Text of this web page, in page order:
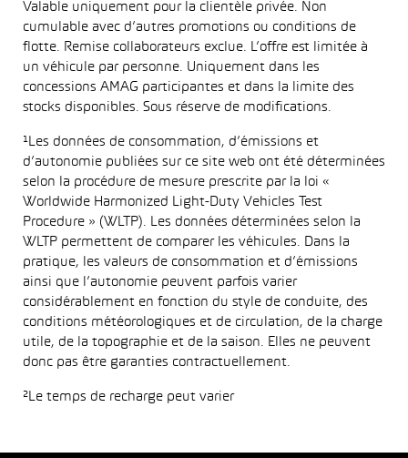
Valable uniquement pour la clientèle privée. Non
cumulable avec d’autres promotions ou conditions de
flotte. Remise collaborateurs exclue. L’offre est limitée à
un véhicule par personne. Uniquement dans les
concessions AMAG participantes et dans la limite des
stocks disponibles. Sous réserve de modifications.
¹Les données de consommation, d’émissions et
d’autonomie publiées sur ce site web ont été déterminées
selon la procédure de mesure prescrite par la loi «
Worldwide Harmonized Light-Duty Vehicles Test
Procedure » (WLTP). Les données déterminées selon la
WLTP permettent de comparer les véhicules. Dans la
pratique, les valeurs de consommation et d’émissions
ainsi que l’autonomie peuvent parfois varier
considérablement en fonction du style de conduite, des
conditions météorologiques et de circulation, de la charge
utile, de la topographie et de la saison. Elles ne peuvent
donc pas être garanties contractuellement.
²Le temps de recharge peut varier